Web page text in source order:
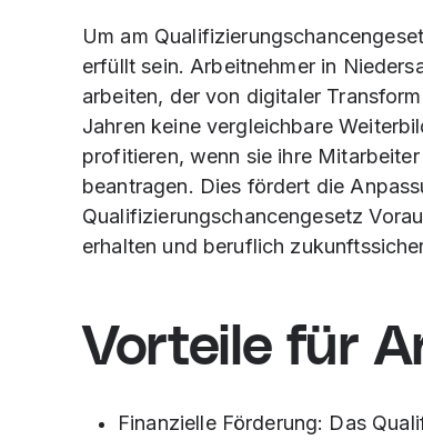
Um am
erfüllt sein. Arbeitnehmer in
arbeiten, der von digitaler
Jahren keine vergleichbare
profitieren, wenn sie ihre
beantragen. Dies fördert die
Qualifizierungschancengesetz
erhalten und beruflich
Vorteile für
Finanzielle Förderung: Das